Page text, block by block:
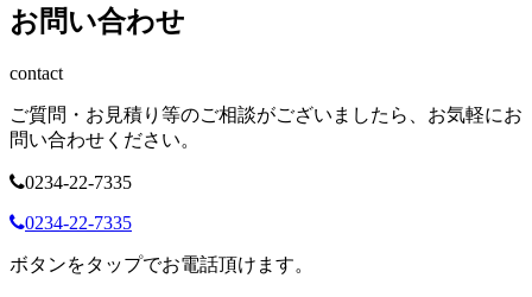
お問い合わせ
contact
ご質問・お見積り等のご相談がございましたら、お気軽にお
問い合わせください。
0234-22-7335
0234-22-7335
ボタンをタップでお電話頂けます。